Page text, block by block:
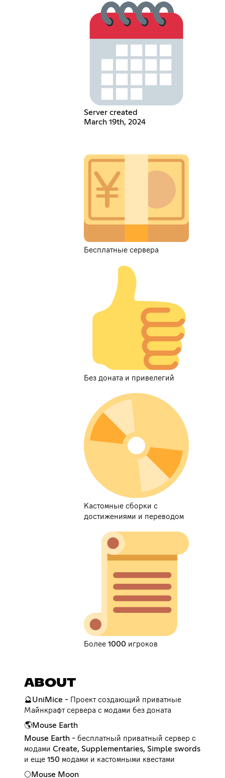
Server created
March 19th, 2024
Бесплатные сервера
Без доната и привелегий
Кастомные сборки с
достижениями и переводом
Более 1000 игроков
ABOUT
🔮UniMice - Проект создающий приватные
Майнкрафт сервера с модами без доната
🌎Mouse Earth
Mouse Earth - бесплатный приватный сервер с
модами Create, Supplementaries, Simple swords
и еще 150 модами и кастомными квестами
🌕Mouse Moon